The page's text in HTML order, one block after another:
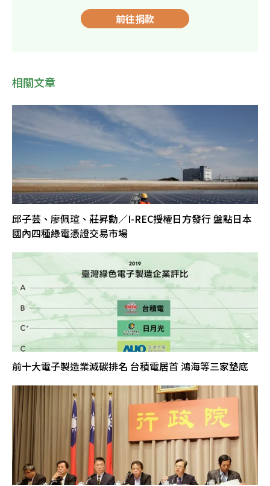
前往捐款
相關文章
邱子芸、廖佩瑄、莊昇勳／I-REC授權日方發行 盤點日本
國內四種綠電憑證交易市場
前十大電子製造業減碳排名 台積電居首 鴻海等三家墊底